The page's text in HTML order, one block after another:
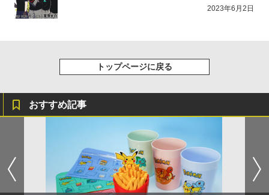
2023年6月2日
トップページに戻る
おすすめ記事